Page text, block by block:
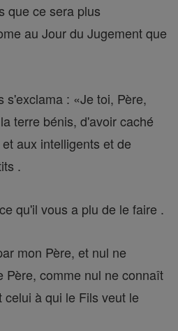
que ce sera plus
au Jour du Jugement que
s'exclama : «Je toi, Père,
terre bénis, d'avoir caché
aux intelligents et de
.
qu'il vous a plu de le faire .
mon Père, et nul ne
Père, comme nul ne connaît
à qui le Fils veut le